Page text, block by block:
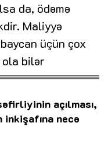
da, ödəmə
Maliyyə
üçün çox
ola bilər
açılması,
necə